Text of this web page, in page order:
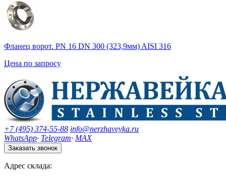
Фланец ворот. PN 16 DN 300 (323,9мм) AISI 316
Цена по запросу
+7 (495) 374-55-88 info@nerzhaveyka.ru
WhatsApp· Telegram· MAX
Заказать звонок
Адрес склада: